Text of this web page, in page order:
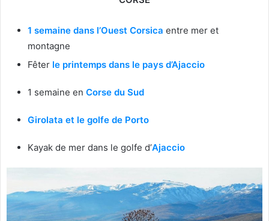
1 semaine dans l’Ouest Corsica entre mer et
montagne
Fêter le printemps dans le pays d’Ajaccio
1 semaine en Corse du Sud
Girolata et le golfe de Porto
Kayak de mer dans le golfe d’Ajaccio